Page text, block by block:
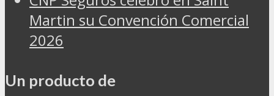
Martin su Convención Comercial
2026
Un producto de